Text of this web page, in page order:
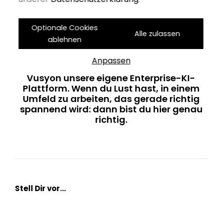
Optionale Cookies
ablehnen
Alle zulassen
Anpassen
Herzen des Schwarzwalds. Gerade
passiert bei uns ziemlich viel: Wir
entwickeln TYPO3-Lösungen und
individuelle Software für komplexe
digitale Anforderungen, treiben digitale
Transformation für Unternehmen im
DACH-Raum voran – und bauen mit
Vusyon unsere eigene Enterprise-KI-
Plattform. Wenn du Lust hast, in einem
Umfeld zu arbeiten, das gerade richtig
spannend wird: dann bist du hier genau
richtig.
Stell Dir vor...